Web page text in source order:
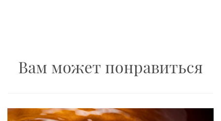
Вам может понравиться